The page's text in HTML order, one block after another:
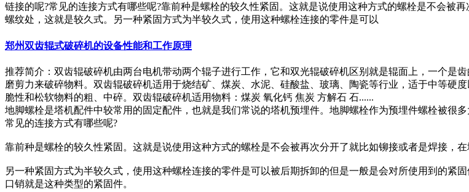
链接的呢?常见的连接方式有哪些呢?靠前种是螺栓的较久性紧固。这就是说使用这种方式的螺栓是不会被
螺纹处，这就是较久式。另一种紧固方式为半较久式，使用这种螺栓连接的零件是可以
郑州双齿辊式破碎机的设备性能和工作原理
推荐简介：双齿辊破碎机由两台电机带动两个辊子进行工作，它和双光辊破碎机区别就是辊面上，一个是
磨剪力来破碎物料。双齿辊破碎机适用于烧结矿、煤炭、水泥、硅酸盐、玻璃、陶瓷等行业，适于中等硬
脆性和松软物料的粗、中碎。双齿辊破碎机适用物料：煤炭 氧化钙 焦炭 方解石 石......
地脚螺栓是塔机配件中较常用的固定配件，也就是我们常说的塔机预埋件。地脚螺栓作为预埋件螺栓被很多
常见的连接方式有哪些呢?
靠前种是螺栓的较久性紧固。这就是说使用这种方式的螺栓是不会被再次分开了就比如铆接或者是焊接，
另一种紧固方式为半较久式，使用这种螺栓连接的零件是可以被后期拆卸的但是一般是会对所使用到的紧
口销就是这种类型的紧固件。